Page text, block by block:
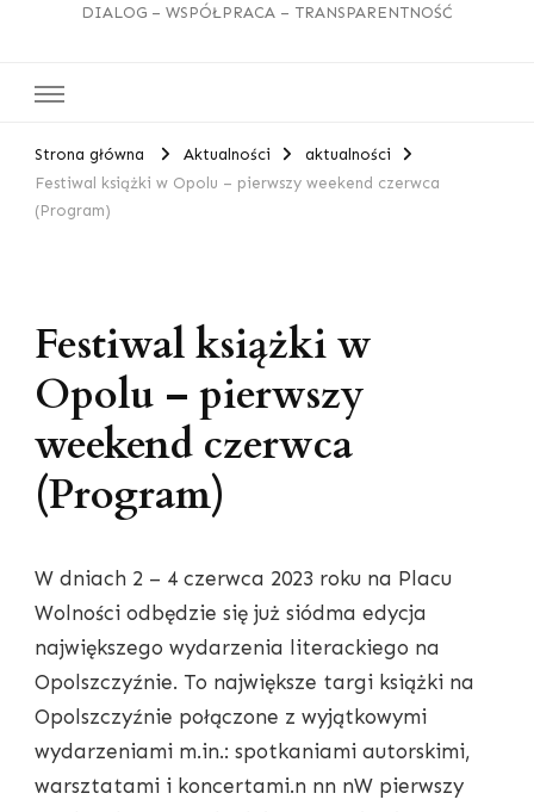
DIALOG – WSPÓŁPRACA – TRANSPARENTNOŚĆ
Strona główna Aktualności
aktualności
Festiwal książki w Opolu – pierwszy weekend czerwca
(Program)
Festiwal książki w
Opolu – pierwszy
weekend czerwca
(Program)
W dniach 2 – 4 czerwca 2023 roku na Placu
Wolności odbędzie się już siódma edycja
największego wydarzenia literackiego na
Opolszczyźnie. To największe targi książki na
Opolszczyźnie połączone z wyjątkowymi
wydarzeniami m.in.: spotkaniami autorskimi,
warsztatami i koncertami.n nn nW pierwszy